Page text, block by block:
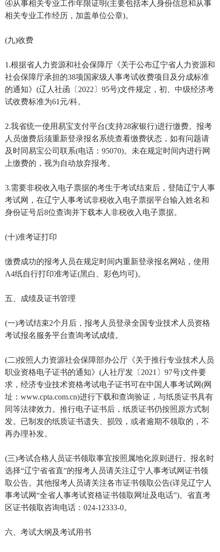
④从事相关专业工作年限证明(主要包括本人身份信息和从事
相关专业工作经历，加盖单位公章)。
(九)收费
1.根据省人力资源和社会保障厅《关于公布辽宁省人力资源和
社会保障厅承担的38项国家级人事考试收费项目及分成标准
的通知》(辽人社函〔2022〕95号)文件规定，初、中级经济考
试收费标准为61元/科。
2.我省统一使用易宝支付平台(支持28家银行)进行缴费。报考
人员缴费后须重新登录报名系统查看缴费状态，如有问题请
及时同易宝公司联系(电话：95070)。未在规定时间内进行网
上缴费的，视为自动放弃报考。
3.需要非税收入电子票据的考生于考试结束后，登陆辽宁人事
考试网，在辽宁人事考试非税收入电子票据平台输入姓名和
身份证号后8位查询并下载本人非税收入电子票据。
(十)准考证打印
缴费成功的报考人员在规定时间内重新登录报名网站，使用
A4纸自行打印准考证(黑白、彩色均可)。
五、成绩及证书管理
(一)考试结束2个月后，报考人员登录全国专业技术人员资格
考试报名服务平台查询考试成绩。
(二)按照人力资源社会保障部办公厅《关于推行专业技术人员
职业资格电子证书的通知》(人社厅发〔2021〕97号)文件要
求，经济专业技术资格考试电子证书可在中国人事考试网(网
址：www.cpta.com.cn)进行下载和查询验证，与纸质证书具有
同等法律效力。推行电子证书后，纸质证书仍按照原方式制
发。已制发的纸质证书遗失、损毁，或者逾期不领取的，不
再办理补发。
(三)考试合格人员证书领取事宜按照属地化原则进行。报名时
选择“辽宁省省直”的报考人员请关注辽宁人事考试网证书领
取公告。其他报考人员请关注各市证书领取公告(详见辽宁人
事考试网“全省人事考试资格证书领取网址及电话”)。省直考
区证书领取咨询电话：024-12333-0。
六、考试大纲及考试用书